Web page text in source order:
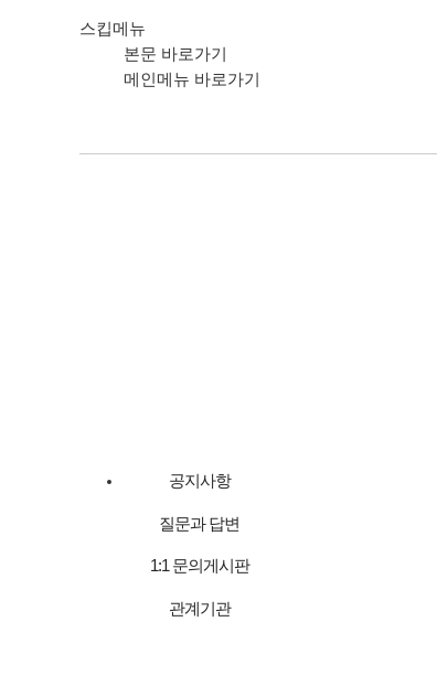
스킵메뉴
본문 바로가기
메인메뉴 바로가기
공지사항
질문과 답변
1:1 문의게시판
관계기관
범영훼리 공지사항